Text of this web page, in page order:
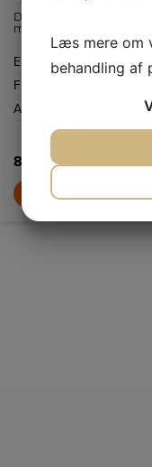
Den integrerede fryser
mad, og NoFrost-
dig om afrimning.
Energiklasse
Frysekapacitet netto
Afrimningssystem
8.299,-
Læs mere om
behandling af